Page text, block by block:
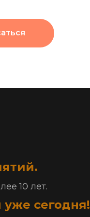
10 лет.
сегодня!